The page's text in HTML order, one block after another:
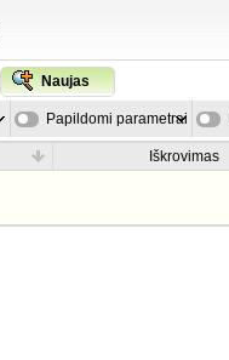
Naujas
Papildomi parametrai
Iškrovimas